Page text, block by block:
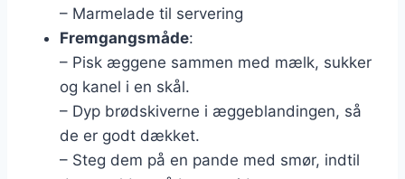
– Marmelade til servering
Fremgangsmåde:
– Pisk æggene sammen med mælk, sukker
og kanel i en skål.
– Dyp brødskiverne i æggeblandingen, så
de er godt dækket.
– Steg dem på en pande med smør, indtil